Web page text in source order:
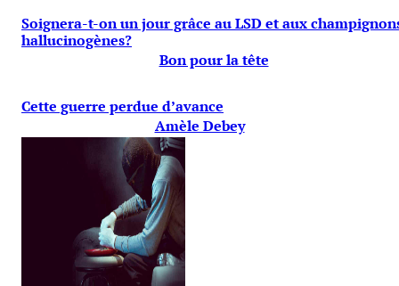
Soignera-t-on un jour grâce au LSD et aux
hallucinogènes?
Bon pour la tête
Cette guerre perdue d’avance
Amèle Debey